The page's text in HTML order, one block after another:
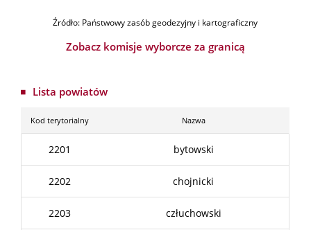
Źródło: Państwowy zasób geodezyjny i kartograficzny
Zobacz komisje wyborcze za granicą
Lista powiatów
Kod terytorialny Nazwa
2201 bytowski
2202 chojnicki
2203 człuchowski